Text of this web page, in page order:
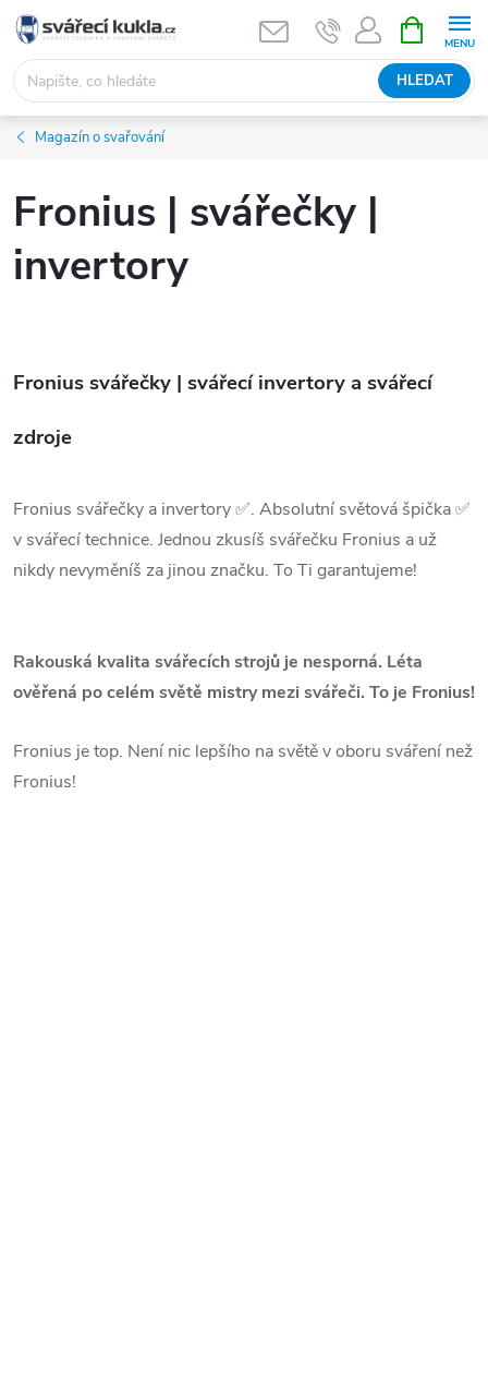
Přejít na obsah
HLEDAT
Magazín o svařování
Fronius | svářečky |
invertory
Froniussvářečky | svářecí invertory a svářecí
zdroje
Fronius svářečky a invertory ✅. Absolutní světová špička ✅
v svářecí technice. Jednou zkusíš svářečku Fronius a už
nikdy nevyměníš za jinou značku. To Ti garantujeme!
Rakouská kvalita svářecích strojů je nesporná. Léta
ověřená po celém světě mistry mezi svářeči. To je Fronius!
Fronius je top. Není nic lepšího na světě v oboru sváření než
Fronius!